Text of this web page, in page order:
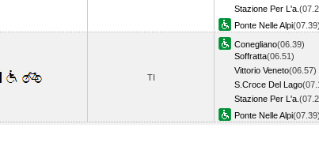
Stazione Per L'a.
Ponte Nelle Alpi
TI
Conegliano(06.39)
Soffratta(06.51)
Vittorio Veneto(06.57)
S.Croce Del Lago
Stazione Per L'a.
Ponte Nelle Alpi